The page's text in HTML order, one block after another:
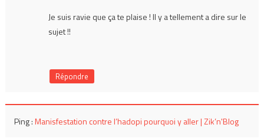
Je suis ravie que ça te plaise ! Il y a tellement a dire sur le
sujet !!
Répondre
Ping :Manisfestation contre l’hadopi pourquoi y aller | Zik’n'Blog